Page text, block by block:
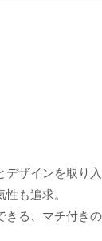
ザインを取り入
も追求。
る、マチ付きの